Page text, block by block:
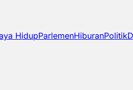
HidupParlemenHiburanPolitik